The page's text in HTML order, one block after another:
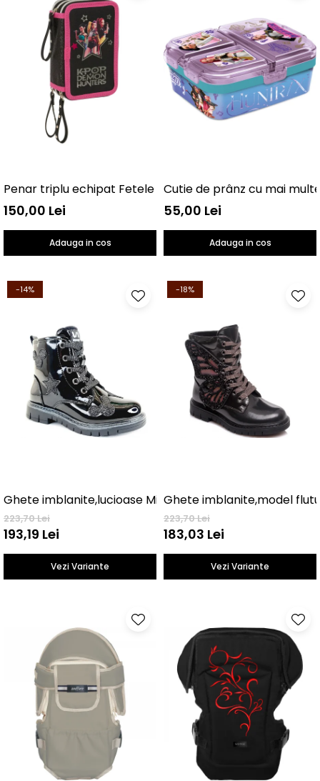
Penar triplu echipat Fetele Kpop la vânătoare de
150,00 Lei
Adauga in cos
55,00 Lei
Adauga in cos
-14%
Ghete imblanite,lucioase Mickey
223,70 Lei
193,19 Lei
Vezi Variante
-18%
Ghete imblanite,model
223,70 Lei
183,03 Lei
Vezi Variante